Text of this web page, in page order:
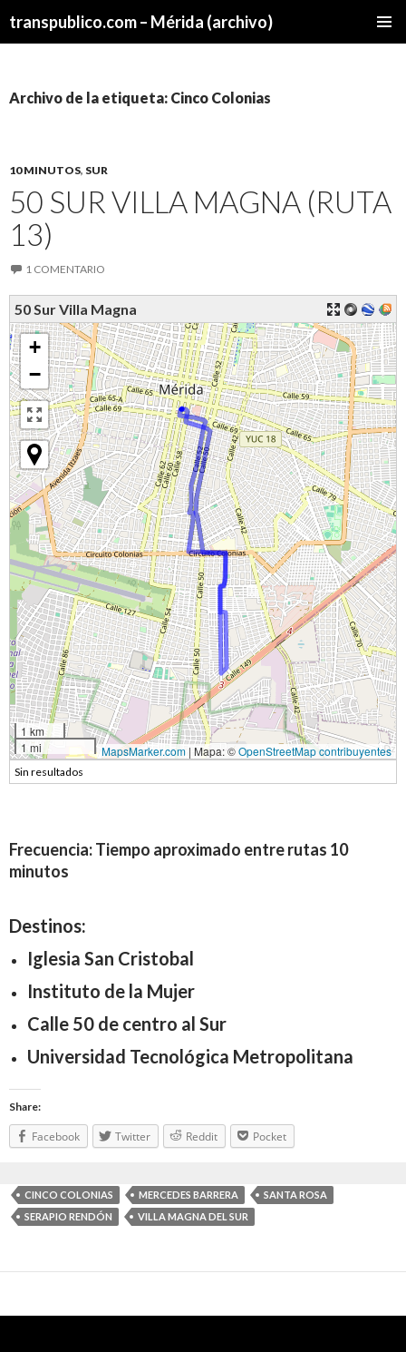
transpublico.com – Mérida (archivo)
Archivo de la etiqueta: Cinco Colonias
10 MINUTOS, SUR
50 SUR VILLA MAGNA (RUTA
13)
1 COMENTARIO
50 Sur Villa Magna
+
−
1 km
1 mi
MapsMarker.com | Mapa: ©OpenStreetMap contribuyentes
Sin resultados
Frecuencia: Tiempo aproximado entre rutas 10
minutos
Destinos:
Iglesia San Cristobal
Instituto de la Mujer
Calle 50 de centro al Sur
Universidad Tecnológica Metropolitana
Share:
Facebook Twitter Reddit Pocket
CINCO COLONIAS MERCEDES BARRERA
SANTA ROSA
SERAPIO RENDÓN
VILLA MAGNA DEL SUR